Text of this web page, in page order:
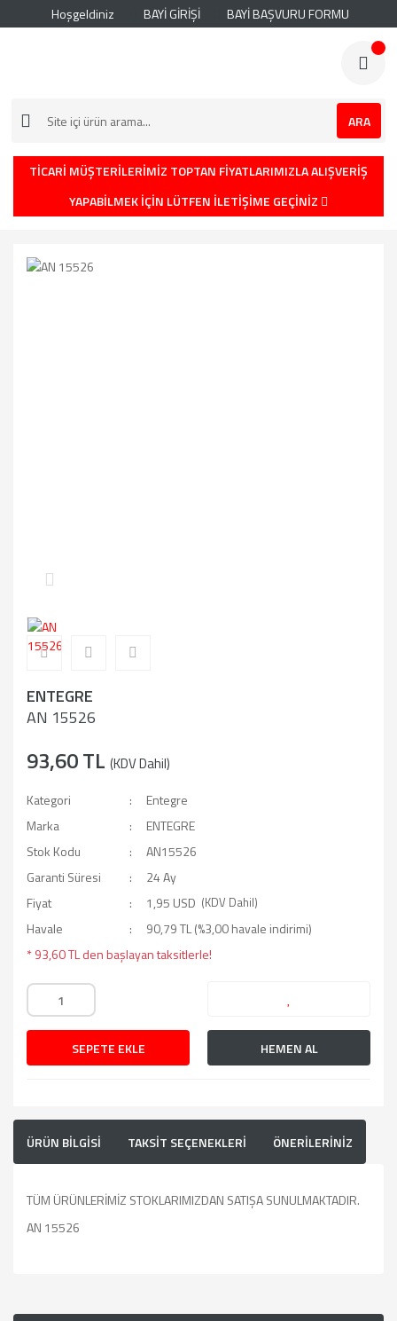
Hoşgeldiniz BAYİ GİRİŞİ BAYİ BAŞVURU FORMU
ARA
TİCARİ MÜŞTERİLERİMİZ TOPTAN FİYATLARIMIZLA ALIŞVERİŞ
YAPABİLMEK İÇİN LÜTFEN İLETİŞİME GEÇİNİZ
ENTEGRE
AN 15526
93,60 TL (KDV Dahil)
Kategori
Entegre
Marka
ENTEGRE
Stok Kodu
AN15526
Garanti Süresi
24 Ay
Fiyat
1,95 USD (KDV Dahil)
Havale
90,79 TL (%3,00 havale indirimi)
* 93,60 TL den başlayan taksitlerle!
SEPETE EKLE HEMEN AL
ÜRÜN BİLGİSİ TAKSİT SEÇENEKLERİ ÖNERİLERİNİZ
TÜM ÜRÜNLERİMİZ STOKLARIMIZDAN SATIŞA SUNULMAKTADIR.
AN 15526
kullanarak tarafımıza iletebilirsiniz.